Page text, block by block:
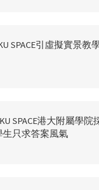
SPACE引虛擬實景教
SPACE港大附屬學
只求答案風氣